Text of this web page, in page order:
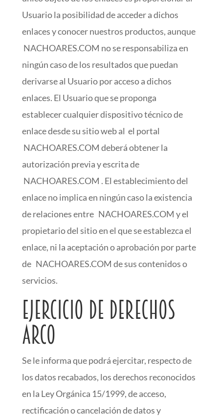
Usuario la posibilidad de acceder a dichos
enlaces y conocer nuestros productos, aunque
NACHOARES.COM no se responsabiliza en
ningún caso de los resultados que puedan
derivarse al Usuario por acceso a dichos
enlaces. El Usuario que se proponga
establecer cualquier dispositivo técnico de
enlace desde su sitio web al el portal
NACHOARES.COM deberá obtener la
autorización previa y escrita de
NACHOARES.COM . El establecimiento del
enlace no implica en ningún caso la existencia
de relaciones entre NACHOARES.COM y el
propietario del sitio en el que se establezca el
enlace, ni la aceptación o aprobación por parte
de NACHOARES.COM de sus contenidos o
servicios.
Ejercicio de derechos
ARCO
Se le informa que podrá ejercitar, respecto de
los datos recabados, los derechos reconocidos
en la Ley Orgánica 15/1999, de acceso,
rectificación o cancelación de datos y